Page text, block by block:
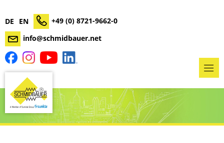
DE EN
+49 (0) 8721-9662-0
info@schmidbauer.net